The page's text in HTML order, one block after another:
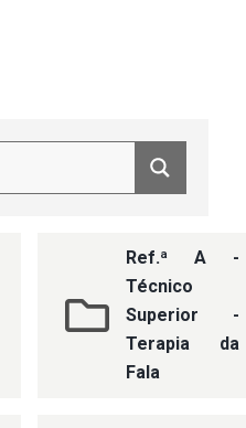
Ref.ª A -
Técnico
Superior -
Terapia da
Fala